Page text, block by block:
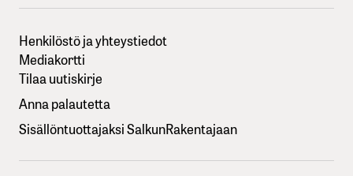
Henkilöstö ja yhteystiedot
Mediakortti
Tilaa uutiskirje
Anna palautetta
Sisällöntuottajaksi SalkunRakentajaan